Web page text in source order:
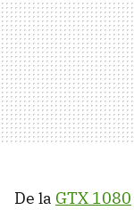
De la GTX 1080